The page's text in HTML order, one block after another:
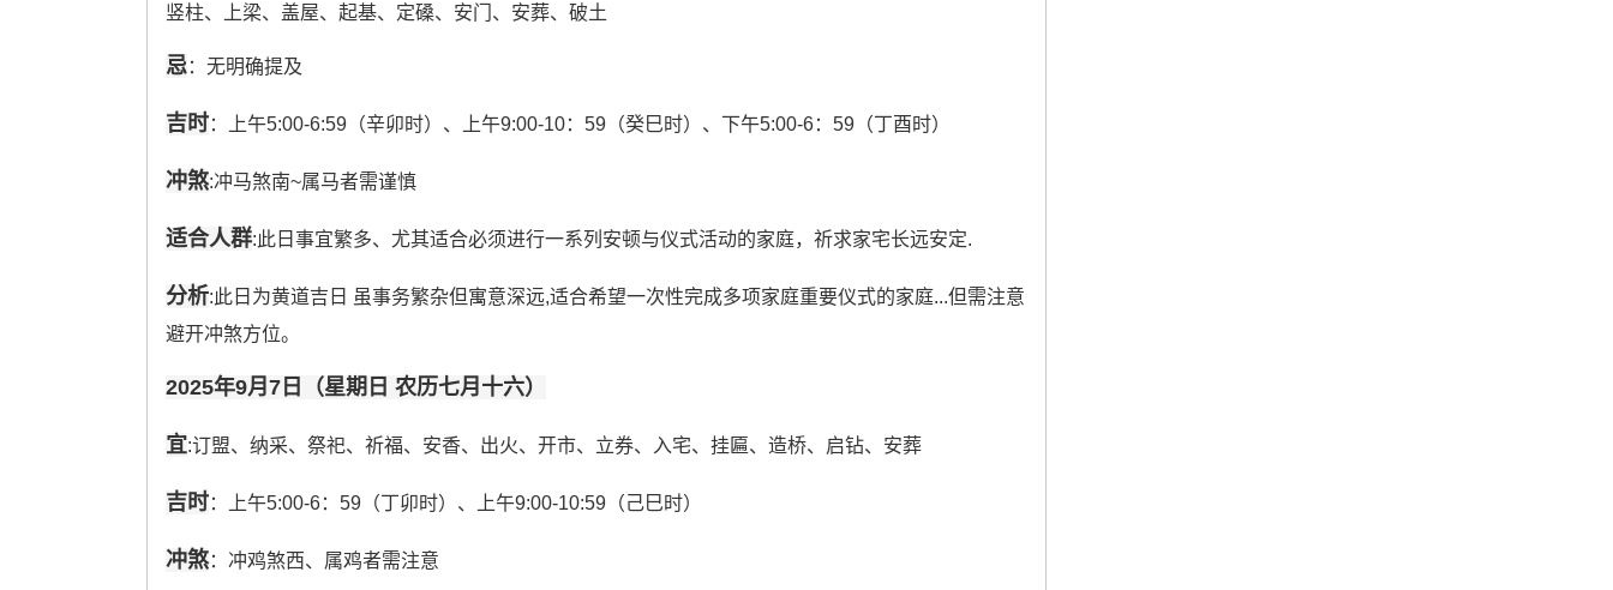
竖柱、上梁、盖屋、起基、定磉、安门、安葬、破土
忌：无明确提及
吉时：上午5:00-6:59（辛卯时）、上午9:00-10：59（癸巳时）、下午5:00-6：59（丁酉时）
冲煞:冲马煞南~属马者需谨慎
适合人群:此日事宜繁多、尤其适合必须进行一系列安顿与仪式活动的家庭，祈求家宅长远安定.
分析:此日为黄道吉日 虽事务繁杂但寓意深远,适合希望一次性完成多项家庭重要仪式的家庭...但需注意
避开冲煞方位。
2025年9月7日（星期日 农历七月十六）
宜:订盟、纳采、祭祀、祈福、安香、出火、开市、立券、入宅、挂匾、造桥、启钻、安葬
吉时：上午5:00-6：59（丁卯时）、上午9:00-10:59（己巳时）
冲煞：冲鸡煞西、属鸡者需注意